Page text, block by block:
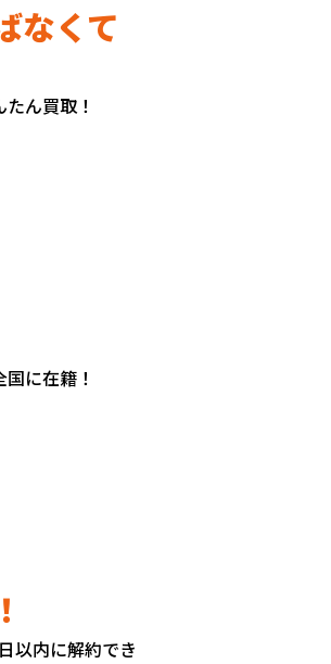
なくて
ん買取！
に在籍！
以内に解約でき